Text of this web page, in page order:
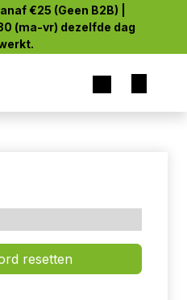
€25 (Geen B2B) |
(ma-vr) dezelfde dag
resetten